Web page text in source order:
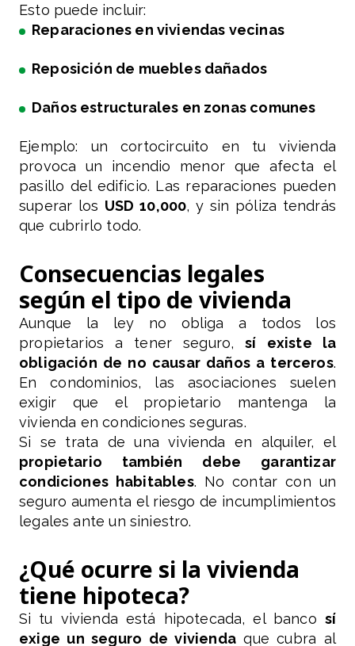
Esto puede incluir:
Reparaciones en viviendas vecinas
Reposición de muebles dañados
Daños estructurales en zonas comunes
Ejemplo: un cortocircuito en tu vivienda
provoca un incendio menor que afecta el
pasillo del edificio. Las reparaciones pueden
superar los USD 10,000, y sin póliza tendrás
que cubrirlo todo.
Consecuencias legales
según el tipo de vivienda
Aunque la ley no obliga a todos los
propietarios a tener seguro,sí existe la
obligación de no causar daños a terceros.
En condominios, las asociaciones suelen
exigir que el propietario mantenga la
vivienda en condiciones seguras.
Si se trata de una vivienda en alquiler, el
propietario también debe garantizar
condiciones habitables. No contar con un
seguro aumenta el riesgo de incumplimientos
legales ante un siniestro.
¿Qué ocurre si la vivienda
tiene hipoteca?
Si tu vivienda está hipotecada, el banco sí
exige un seguro de viviendaque cubra al